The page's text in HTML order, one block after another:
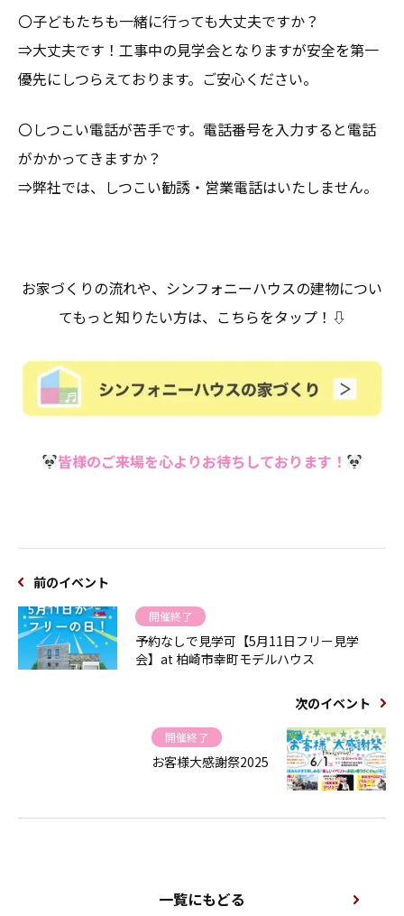
〇子どもたちも一緒に行っても大丈夫ですか？
⇒大丈夫です！工事中の見学会となりますが安全を第一
優先にしつらえております。ご安心ください。
〇しつこい電話が苦手です。電話番号を入力すると電話
がかかってきますか？
⇒弊社では、しつこい勧誘・営業電話はいたしません。
お家づくりの流れや、シンフォニーハウスの建物につい
てもっと知りたい方は、こちらをタップ！⇩
皆様のご来場を心よりお待ちしております！
前のイベント
開催終了
予約なしで見学可【5月11日フリー見学
会】at 柏崎市幸町モデルハウス
次のイベント
開催終了
お客様大感謝祭2025
一覧にもどる